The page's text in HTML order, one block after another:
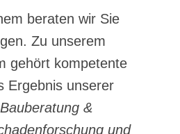
beraten wir Sie
Zu unserem
gehört kompetente
Ergebnis unserer
&
und